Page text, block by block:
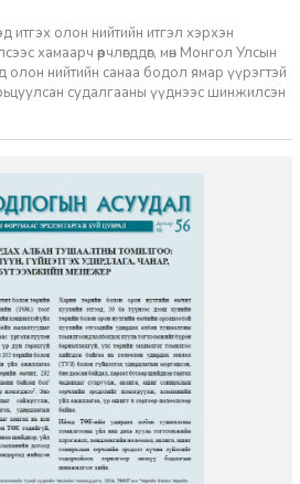
итгэх олон нийтийн итгэл хэрхэн
хамаарч өөрчлөгддөг, мөн Монгол Улсын
олон нийтийн санаа бодол ямар үүрэгтэй
судалгааны үүднээс шинжилсэн